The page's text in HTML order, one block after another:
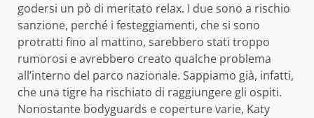
godersi un pò di meritato relax. I due sono a rischio
sanzione, perché i festeggiamenti, che si sono
protratti fino al mattino, sarebbero stati troppo
rumorosi e avrebbero creato qualche problema
all’interno del parco nazionale. Sappiamo già, infatti,
che una tigre ha rischiato di raggiungere gli ospiti.
Nonostante bodyguards e coperture varie, Katy